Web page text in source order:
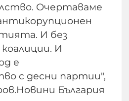
Очертаваме
И без
И
е
с десни партии",
България